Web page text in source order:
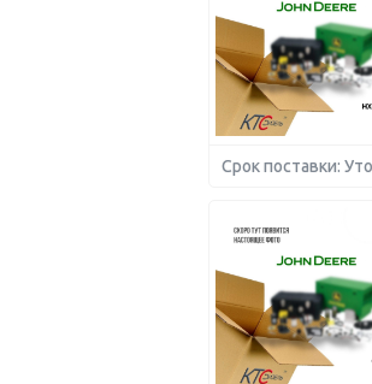
Срок поставки: